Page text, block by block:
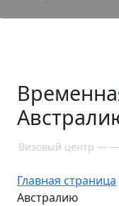
Визовый центр — —
Главная страница
Австралию